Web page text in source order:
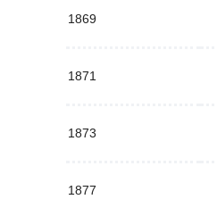
1869
1871
1873
1877